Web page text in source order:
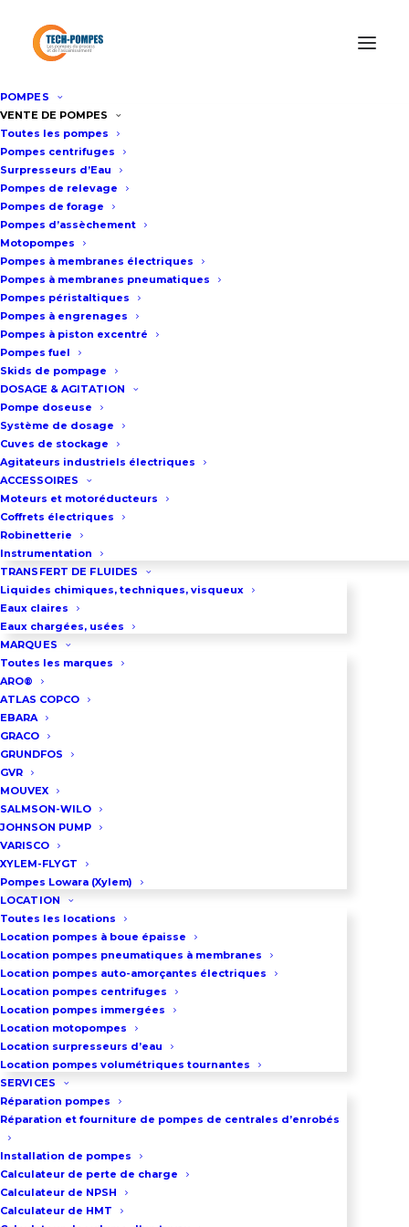
POMPES
VENTE DE POMPES
Toutes les pompes
Pompes centrifuges
Surpresseurs d’Eau
Pompes de relevage
Pompes de forage
Pompes d’assèchement
Motopompes
Pompes à membranes électriques
Pompes à membranes pneumatiques
Pompes péristaltiques
Pompes à engrenages
Pompes à piston excentré
Pompes fuel
Skids de pompage
DOSAGE & AGITATION
Pompe doseuse
Système de dosage
Cuves de stockage
Agitateurs industriels électriques
ACCESSOIRES
Moteurs et motoréducteurs
Coffrets électriques
Robinetterie
Instrumentation
TRANSFERT DE FLUIDES
Liquides chimiques, techniques, visqueux
Eaux claires
Eaux chargées, usées
MARQUES
Toutes les marques
ARO®
ATLAS COPCO
EBARA
GRACO
GRUNDFOS
GVR
MOUVEX
SALMSON-WILO
JOHNSON PUMP
VARISCO
XYLEM-FLYGT
Pompes Lowara (Xylem)
LOCATION
Toutes les locations
Location pompes à boue épaisse
Location pompes pneumatiques à membranes
Location pompes auto-amorçantes électriques
Location pompes centrifuges
Location pompes immergées
Location motopompes
Location surpresseurs d’eau
Location pompes volumétriques tournantes
SERVICES
Réparation pompes
Réparation et fourniture de pompes de centrales d’enrobés
Installation de pompes
Calculateur de perte de charge
Calculateur de NPSH
Calculateur de HMT
Accueil /Pompe MOUVEX à piston excentré
excentré Mouvex AM
Pompe à piston excentré
Mouvex AM
Fiche technique
La pompe Mouvex AM (Nouveau
modèle A31) permet un débit
jusqu’à 31 m3/h et une pression de
10 bar.
Cette pompe est équipée d’un
bypass simple ou double.
Raccordement par brides DN80
PN6 ou PN10/16
Pompe réversible
Télécharger la brochure